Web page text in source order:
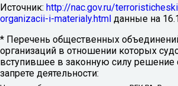
Источник: http://nac.gov.ru/
organizacii-i-materialy.html данные на
* Перечень общественных
организаций в отношении которых
вступившее в законную силу решение
запрете деятельности: